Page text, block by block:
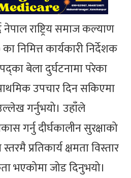
राष्ट्रिय समाज कल्याण
कार्यकारी निर्देशक
बेला दुर्घटनामा परेका
उपचार दिन सकिएमा
गर्नुभयो। उहाँले
गर्नु दीर्घकालीन सुरक्षाको
प्रतिकार्य क्षमता विस्तार
भएकोमा जोड दिनुभयो।